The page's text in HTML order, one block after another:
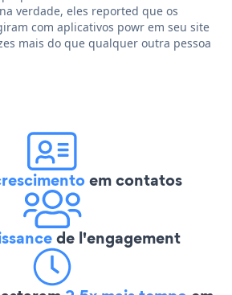
verdade, eles reported que os
com aplicativos powr em seu site
mais do que qualquer outra pessoa
em contatos
de l'engagement